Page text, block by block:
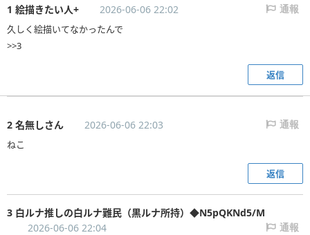
1 絵描きたい人+ 2026-06-06 22:02 通報
久しく絵描いてなかったんで
>>3
返信
2 名無しさん 2026-06-06 22:03 通報
ねこ
返信
3 白ルナ推しの白ルナ難民（黒ルナ所持）◆N5pQKNd5/M
2026-06-06 22:04
通報